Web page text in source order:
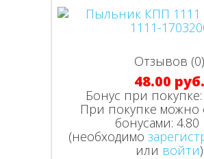
Отзывов (0)
48.00 руб.
Бонус при покупке:
При покупке можно
бонусами: 4.80
(необходимо
или войти)